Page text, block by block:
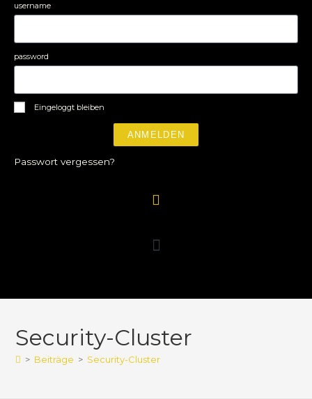
username
password
Eingeloggt bleiben
ANMELDEN
Passwort vergessen?
Security-Cluster
> Beiträge > Security-Cluster